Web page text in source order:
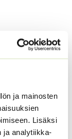
ja mainosten
Lisäksi
ja analytiikka-